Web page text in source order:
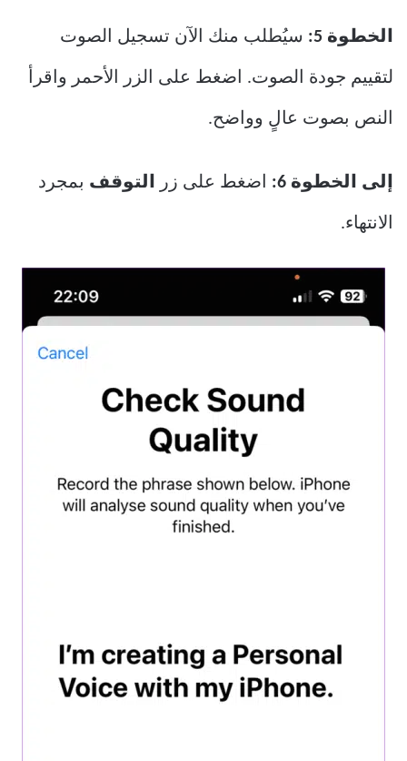
الخطوة 5: سيُطلب منك الآن تسجيل الصوت
لتقييم جودة الصوت. اضغط على الزر الأحمر واقرأ
النص بصوت عالٍ وواضح.
إلى الخطوة 6: اضغط على زر التوقف بمجرد
الانتهاء.